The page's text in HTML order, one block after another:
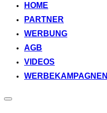
springenHOME
PARTNER
WERBUNG
AGB
VIDEOS
WERBEKAMPAGNEN
Seitenleiste